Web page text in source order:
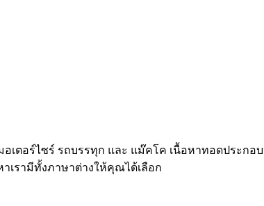
ตอร์ไซร์ รถบรรทุก และ แม๊คโค เนื้อหาทอดประก
าเรามีทั้งภาษาต่างให้คุณได้เลือก